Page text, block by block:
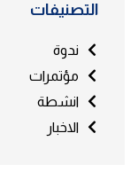
التصنيفات
ندوة
مؤتمرات
انشطة
الاخبار